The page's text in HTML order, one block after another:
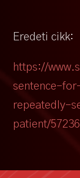
Eredeti cikk:
https://
sentence-
repeatedly-
patient/